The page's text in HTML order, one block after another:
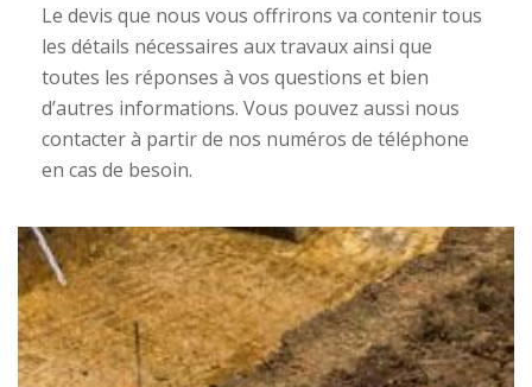
Le devis que nous vous offrirons va contenir tous
les détails nécessaires aux travaux ainsi que
toutes les réponses à vos questions et bien
d’autres informations. Vous pouvez aussi nous
contacter à partir de nos numéros de téléphone
en cas de besoin.